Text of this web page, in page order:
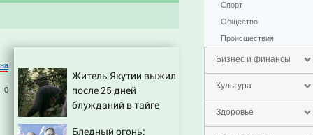
Спорт
Общество
Проиcшествия
Бизнес и финансы
Культура
Здоровье
0
Житель Якутии выжил
после 25 дней
блужданий в тайге
Бледный огонь: